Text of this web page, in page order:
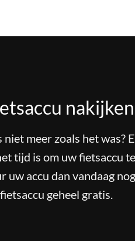
nakijken
niet meer zoals het was?
tijd is om uw fietsaccu
uw accu dan vandaag
geheel gratis.